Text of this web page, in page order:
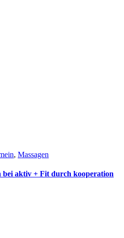
, Massagen
bei aktiv + Fit durch kooperation